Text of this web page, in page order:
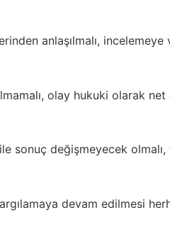
anlaşılmalı,
olay hukuki olarak net
sonuç değişmeyecek
devam edilmesi